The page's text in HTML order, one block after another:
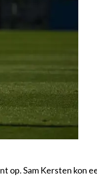
Sam Kersten kon